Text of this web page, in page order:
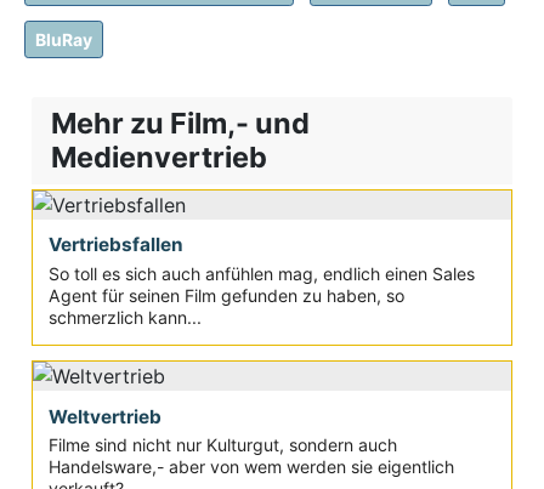
BluRay
Mehr zu Film,- und
Medienvertrieb
Vertriebsfallen
So toll es sich auch anfühlen mag, endlich einen Sales
Agent für seinen Film gefunden zu haben, so
schmerzlich kann...
Weltvertrieb
Filme sind nicht nur Kulturgut, sondern auch
Handelsware,- aber von wem werden sie eigentlich